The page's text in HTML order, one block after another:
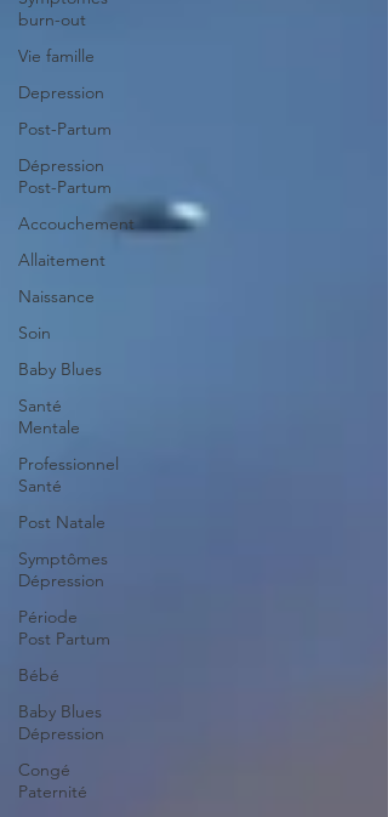
burn-out
Vie famille
Depression
Post-Partum
Dépression
Post-Partum
Accouchement
Allaitement
Naissance
Soin
Baby Blues
Santé
Mentale
Professionnel
Santé
Post Natale
Symptômes
Dépression
Période
Post Partum
Bébé
Baby Blues
Dépression
Congé
Paternité